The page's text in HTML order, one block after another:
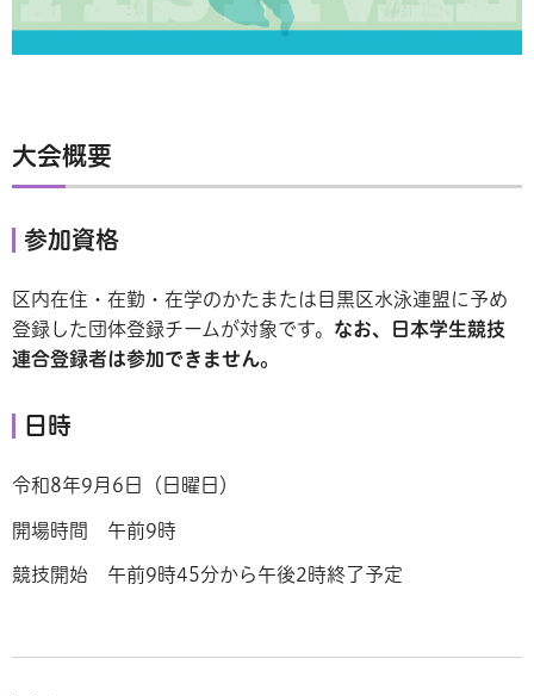
大会概要
参加資格
区内在住・在勤・在学のかたまたは目黒区水泳連盟に予め
登録した団体登録チームが対象です。 なお、日本学生競技
連合登録者は参加できません。
日時
令和8年9月6日（日曜日）
開場時間 午前9時
競技開始 午前9時45分から午後2時終了予定